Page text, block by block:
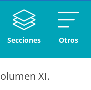
Secciones Otros
XI.